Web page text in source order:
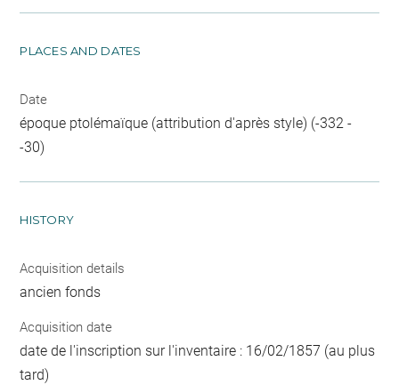
PLACES AND DATES
Date
époque ptolémaïque (attribution d'après style) (-332 -
-30)
HISTORY
Acquisition details
ancien fonds
Acquisition date
date de l'inscription sur l'inventaire : 16/02/1857 (au plus
tard)